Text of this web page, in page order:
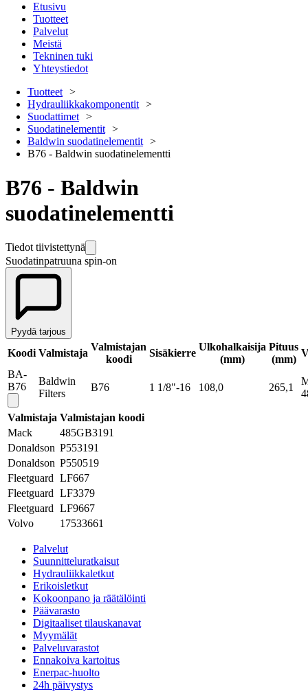
Etusivu
Tuotteet
Palvelut
Meistä
Tekninen tuki
Yhteystiedot
Tuotteet
Hydrauliikkakomponentit
Suodattimet
Suodatinelementit
Baldwin suodatinelementit
B76 - Baldwin suodatinelementti
B76 - Baldwin
suodatinelementti
Tiedot tiivistettynä
Suodatinpatruuna spin-on
Pyydä tarjous
Koodi Valmistaja
Valmistajan
koodi
Sisäkierre
Ulkohalkaisija
(mm)
Pituus
(mm)
BA-
B76
Baldwin
Filters
B76 1 1/8"-16 108,0 265,1
Valmistaja Valmistajan koodi
Mack
485GB3191
Donaldson P553191
Donaldson P550519
Fleetguard LF667
Fleetguard LF3379
Fleetguard LF9667
Volvo
17533661
Palvelut
Suunnitteluratkaisut
Hydrauliikkaletkut
Erikoisletkut
Kokoonpano ja räätälöinti
Päävarasto
Digitaaliset tilauskanavat
Myymälät
Palveluvarastot
Ennakoiva kartoitus
Enerpac-huolto
24h päivystys